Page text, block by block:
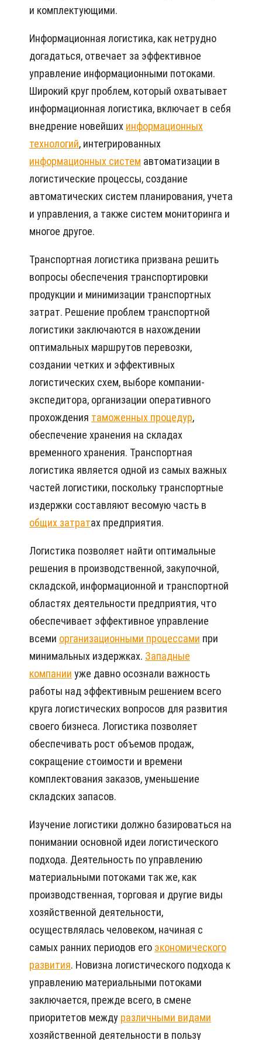
и комплектующими.
Информационная логистика, как нетрудно
догадаться, отвечает за эффективное
управление информационными потоками.
Широкий круг проблем, который охватывает
информационная логистика, включает в себя
внедрение новейших информационных
технологий, интегрированных
информационных систем автоматизации в
логистические процессы, создание
автоматических систем планирования, учета
и управления, а также систем мониторинга и
многое другое.
Транспортная логистика призвана решить
вопросы обеспечения транспортировки
продукции и минимизации транспортных
затрат. Решение проблем транспортной
логистики заключаются в нахождении
оптимальных маршрутов перевозки,
создании четких и эффективных
логистических схем, выборе компании-
экспедитора, организации оперативного
прохождения таможенных процедур,
обеспечение хранения на складах
временного хранения. Транспортная
логистика является одной из самых важных
частей логистики, поскольку транспортные
издержки составляют весомую часть в
общих затратах предприятия.
Логистика позволяет найти оптимальные
решения в производственной, закупочной,
складской, информационной и транспортной
областях деятельности предприятия, что
обеспечивает эффективное управление
всеми организационными процессами при
минимальных издержках. Западные
компании уже давно осознали важность
работы над эффективным решением всего
круга логистических вопросов для развития
своего бизнеса. Логистика позволяет
обеспечивать рост объемов продаж,
сокращение стоимости и времени
комплектования заказов, уменьшение
складских запасов.
Изучение логистики должно базироваться на
понимании основной идеи логистического
подхода. Деятельность по управлению
материальными потоками так же, как
производственная, торговая и другие виды
хозяйственной деятельности,
осуществлялась человеком, начиная с
самых ранних периодов его экономического
развития. Новизна логистического подхода к
управлению материальными потоками
заключается, прежде всего, в смене
приоритетов между различными видами
хозяйственной деятельности в пользу